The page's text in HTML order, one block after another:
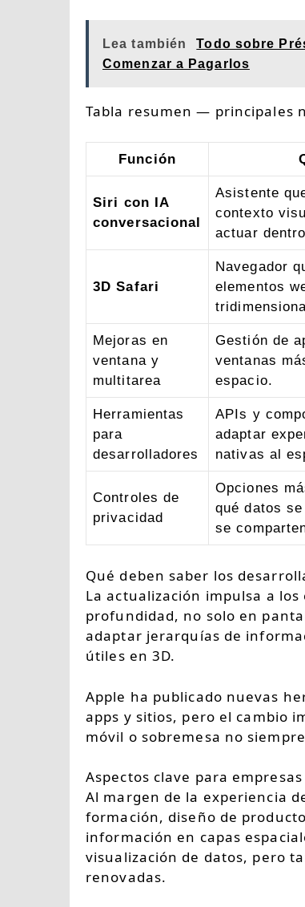
Lea también
Todo sobre
Comenzar a Pagarlos
Tabla resumen — principales
Función
Siri con IA
conversacional
Asistente
contexto
actuar
3D Safari
Navegador
elementos
Mejoras en
ventana y
multitarea
Gestión de
ventanas
espacio.
Herramientas
para
desarrolladores
APIs y
adaptar
nativas al
Controles de
privacidad
Opciones
qué datos
se
Qué deben saber los
La actualización impulsa a
profundidad, no solo en
adaptar jerarquías de
útiles en 3D.
Apple ha publicado nuevas
apps y sitios, pero el cambio
móvil o sobremesa no
Aspectos clave para
Al margen de la experiencia
formación, diseño de
información en capas
visualización de datos, pero
renovadas.